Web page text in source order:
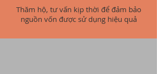
Thăm hộ, tư vấn kịp thời để đảm bảo
nguồn vốn được sử dụng hiệu quả